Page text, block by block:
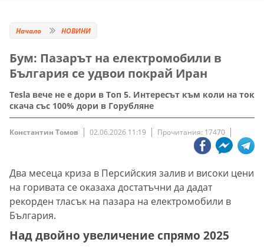
Начало НОВИНИ
Бум: Пазарът на електромобили в
България се удвои покрай Иран
Tesla вече не е дори в Топ 5. Интересът към коли на ток
скача със 100% дори в Горубляне
Константин Томов 02.06.2026 11:19 Прочитания: 17470
Два месеца криза в Персийския залив и високи цени
на горивата се оказаха достатъчни да дадат
рекорден тласък на пазара на електромобили в
България.
Над двойно увеличение спрямо 2025